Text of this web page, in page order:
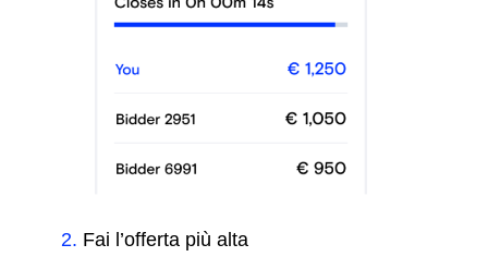
2. Fai l’offerta più alta